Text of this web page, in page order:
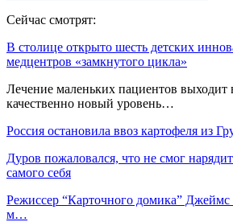
Сейчас смотрят:
В столице открыто шесть детских
медцентров «замкнутого цикла»
Лечение маленьких пациентов выходит
качественно новый уровень…
Россия остановила ввоз картофеля из
Дуров пожаловался, что не смог
самого себя
Режиссер “Карточного домика”
м…